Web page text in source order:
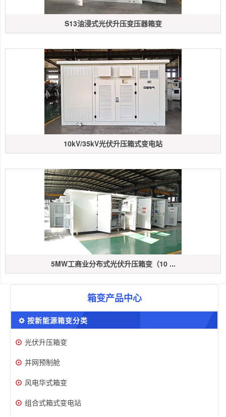
S13油浸式光伏升压变压器箱变
10kV/35kV光伏升压箱式变电站
5MW工商业分布式光伏升压箱变（10 ...
箱变产品中心
按新能源箱变分类
光伏升压箱变
并网预制舱
风电华式箱变
组合式箱式变电站